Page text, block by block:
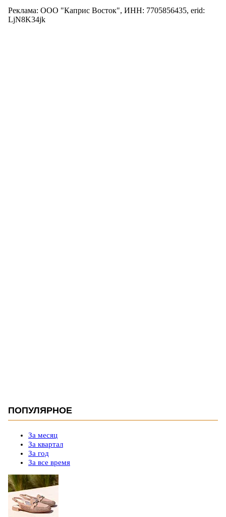
Реклама: ООО "Каприс Восток", ИНН: 7705856435, erid:
LjN8K34jk
ПОПУЛЯРНОЕ
За месяц
За квартал
За год
За все время